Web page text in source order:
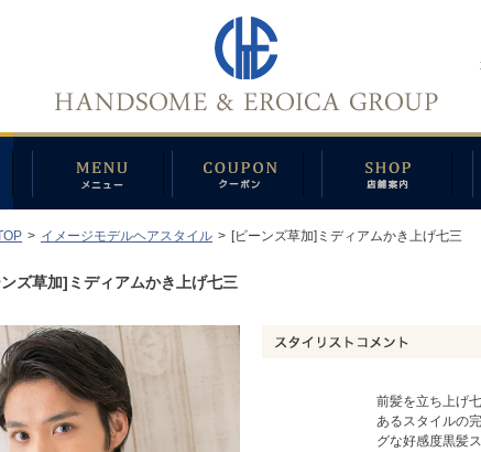
> イメージモデルヘアスタイル > [ビーンズ草加]ミディアムかき上げ七三
ズ草加]ミディアムかき上げ七三
前髪を立ち上げ
あるスタイルの
グな好感度黒髪